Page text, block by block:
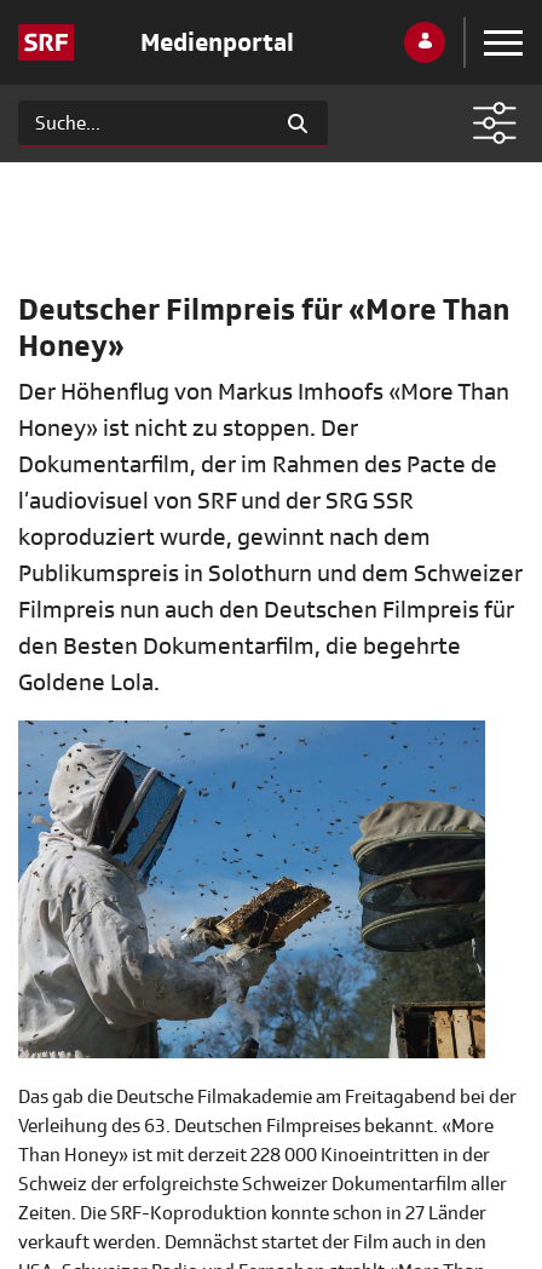
Medienportal
Deutscher Filmpreis für «More Than
Honey»
Der Höhenflug von Markus Imhoofs «More Than
Honey» ist nicht zu stoppen. Der
Dokumentarfilm, der im Rahmen des Pacte de
l’audiovisuel von SRF und der SRG SSR
koproduziert wurde, gewinnt nach dem
Publikumspreis in Solothurn und dem Schweizer
Filmpreis nun auch den Deutschen Filmpreis für
den Besten Dokumentarfilm, die begehrte
Goldene Lola.
Das gab die Deutsche Filmakademie am Freitagabend bei der
Verleihung des 63. Deutschen Filmpreises bekannt. «More
Than Honey» ist mit derzeit 228 000 Kinoeintritten in der
Schweiz der erfolgreichste Schweizer Dokumentarfilm aller
Zeiten. Die SRF-Koproduktion konnte schon in 27 Länder
verkauft werden. Demnächst startet der Film auch in den